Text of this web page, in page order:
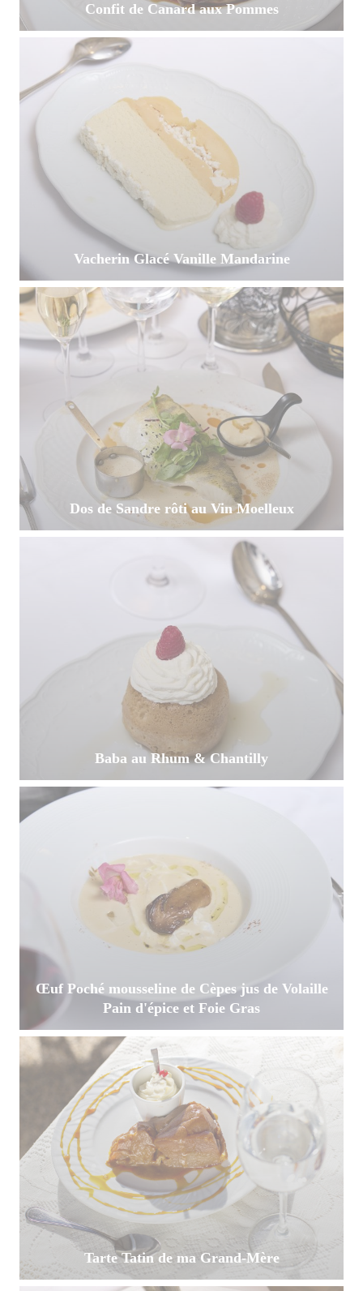
Confit de Canard aux Pommes
Vacherin Glacé Vanille Mandarine
Dos de Sandre rôti au Vin Moelleux
Baba au Rhum & Chantilly
Œuf Poché mousseline de Cèpes jus de Volaille
Pain d'épice et Foie Gras
Tarte Tatin de ma Grand-Mère